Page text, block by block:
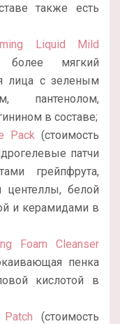
также есть
Liquid Mild
более мягкий
лица с зеленым
пантенолом,
в составе;
Pack (стоимость
патчи
грейпфрута,
центеллы, белой
и керамидами в
Foam Cleanser
пенка
кислотой в
(стоимость